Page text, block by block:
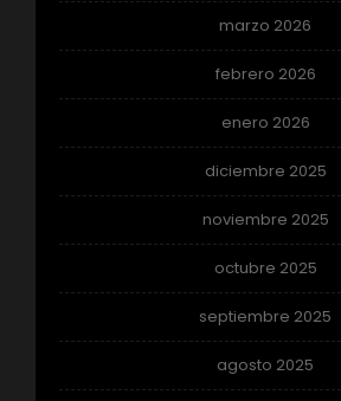
marzo 2026
febrero 2026
enero 2026
diciembre 2025
noviembre 2025
octubre 2025
septiembre 2025
agosto 2025